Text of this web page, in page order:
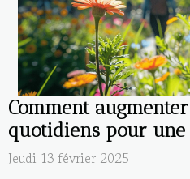
Comment
quotidiens pour
Jeudi 13 février 2025